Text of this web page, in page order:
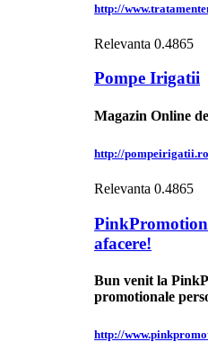
http://
Relevanta 0.4865
Pompe Irigatii
Magazin Online
http://
Relevanta 0.4865
afacere!
Bun venit la
promotionale
http://